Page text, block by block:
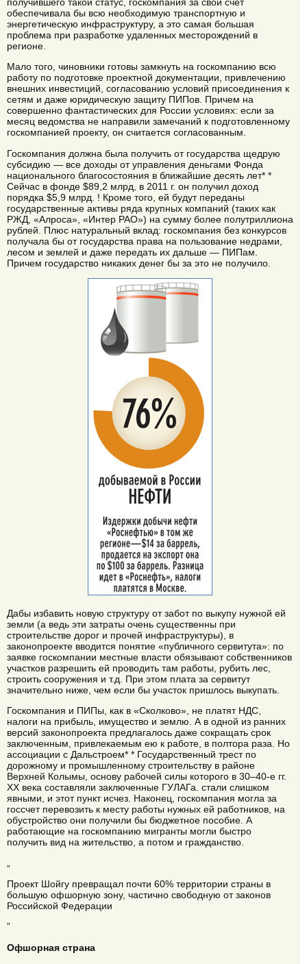
обеспечивала бы всю необходимую транспортную и
энергетическую инфраструктуру, а это самая большая
проблема при разработке удаленных месторождений в
регионе.
Мало того, чиновники готовы замкнуть на госкомпанию всю
работу по подготовке проектной документации, привлечению
внешних инвестиций, согласованию условий присоединения к
сетям и даже юридическую защиту ПИПов. Причем на
совершенно фантастических для России условиях: если за
месяц ведомства не направили замечаний к подготовленному
госкомпанией проекту, он считается согласованным.
Госкомпания должна была получить от государства щедрую
субсидию — все доходы от управления деньгами Фонда
национального благосостояния в ближайшие десять лет* *
Сейчас в фонде $89,2 млрд, в 2011 г. он получил доход
порядка $5,9 млрд. ! Кроме того, ей будут переданы
государственные активы ряда крупных компаний (таких как
РЖД, «Алроса», «Интер РАО») на сумму более полутриллиона
рублей. Плюс натуральный вклад: госкомпания без конкурсов
получала бы от государства права на пользование недрами,
лесом и землей и даже передать их дальше — ПИПам.
Причем государство никаких денег бы за это не получило.
Дабы избавить новую структуру от забот по выкупу нужной ей
земли (а ведь эти затраты очень существенны при
строительстве дорог и прочей инфраструктуры), в
законопроекте вводится понятие «публичного сервитута»: по
заявке госкомпании местные власти обязывают собственников
участков разрешить ей проводить там работы, рубить лес,
строить сооружения и т.д. При этом плата за сервитут
значительно ниже, чем если бы участок пришлось выкупать.
Госкомпания и ПИПы, как в «Сколково», не платят НДС,
налоги на прибыль, имущество и землю. А в одной из ранних
версий законопроекта предлагалось даже сокращать срок
заключенным, привлекаемым ею к работе, в полтора раза. Но
ассоциации с Дальстроем* * Государственный трест по
дорожному и промышленному строительству в районе
Верхней Колымы, основу рабочей силы которого в 30–40-е гг.
XX века составляли заключенные ГУЛАГа. стали слишком
явными, и этот пункт исчез. Наконец, госкомпания могла за
госсчет перевозить к месту работы нужных ей работников, на
обустройство они получили бы бюджетное пособие. А
работающие на госкомпанию мигранты могли быстро
получить вид на жительство, а потом и гражданство.
„
Проект Шойгу превращал почти 60% территории страны в
большую офшорную зону, частично свободную от законов
Российской Федерации
”
Офшорная страна